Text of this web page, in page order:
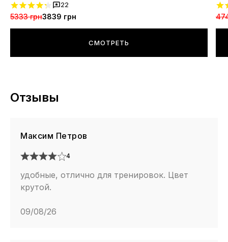
22
5333 грн3839 грн
СМОТРЕТЬ
Отзывы
Максим Петров
4
удобные, отлично для тренировок. Цвет
крутой.
09/08/26